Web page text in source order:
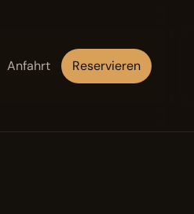
Anfahrt Reservieren